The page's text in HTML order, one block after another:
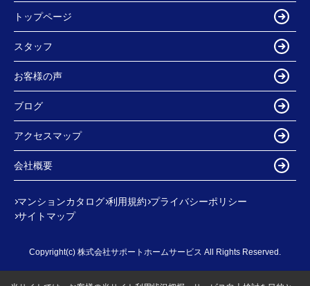
トップページ
スタッフ
お客様の声
ブログ
アクセスマップ
会社概要
マンションカタログ 利用規約 プライバシーポリシー
サイトマップ
Copyright(c) 株式会社サポートホームサービス All Rights Reserved.